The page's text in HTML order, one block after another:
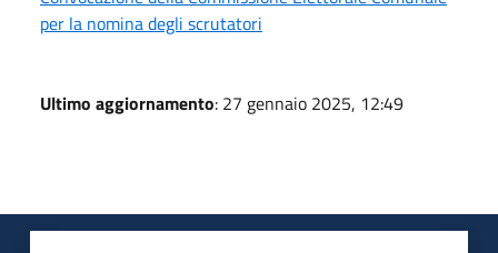
per la nomina degli scrutatori
Ultimo aggiornamento: 27 gennaio 2025, 12:49